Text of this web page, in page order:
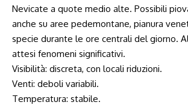
Nevicate a quote medio alte. Possibili
anche su aree pedemontane, pianura
specie durante le ore centrali del giorno.
attesi fenomeni significativi.
Visibilità: discreta, con locali riduzioni.
Venti: deboli variabili.
Temperatura: stabile.